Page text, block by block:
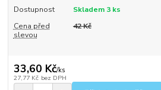
Dostupnost
Skladem 3 ks
Cena před
slevou
42 Kč
33,60 Kč/ks
27,77 Kč bez DPH